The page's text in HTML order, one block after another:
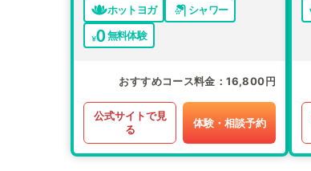
ホットヨガ
シャワー
無料体験
おすすめコース料金 16,800円
公式サイトで見
る
体験・相談予約